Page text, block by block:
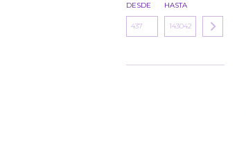
DESDE HASTA